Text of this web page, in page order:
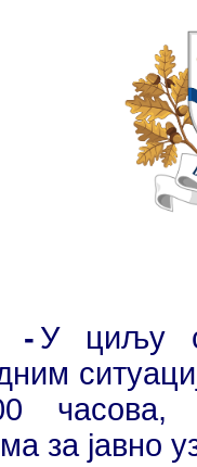
- У циљу
часова,
за